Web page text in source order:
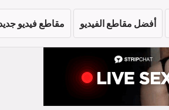
مقاطع فيديو أفضل مقاطع الفيديو